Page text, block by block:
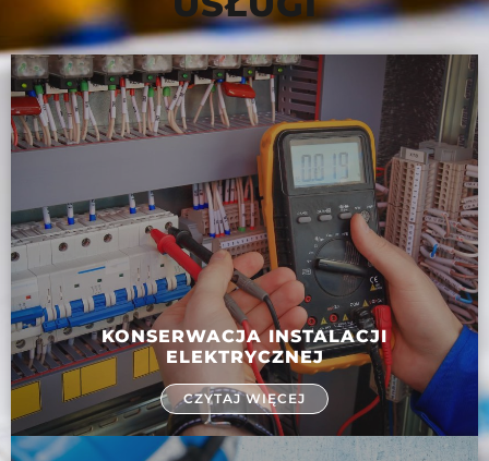
KONSERWACJA INSTALACJI
ELEKTRYCZNEJ
CZYTAJ WIĘCEJ